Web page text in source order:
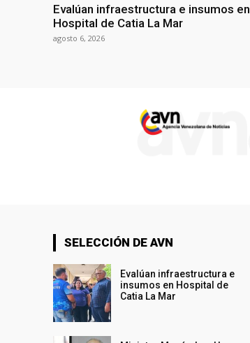
Evalúan infraestructura e insumos en
Hospital de Catia La Mar
agosto 6, 2026
SELECCIÓN DE AVN
Evalúan infraestructura e
insumos en Hospital de
Catia La Mar